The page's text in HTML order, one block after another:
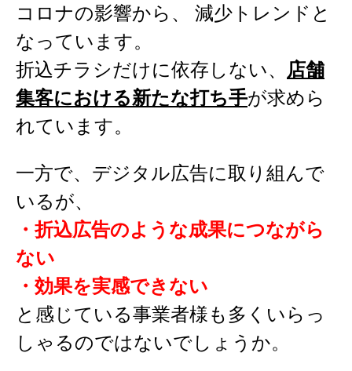
コロナの影響から、 減少トレンドと
なっています。
折込チラシだけに依存しない、 店舗
集客における新たな打ち手が求めら
れています。
一方で、デジタル広告に取り組んで
いるが、
・折込広告のような成果につながら
ない
・効果を実感できない
と感じている事業者様も多くいらっ
しゃるのではないでしょうか。